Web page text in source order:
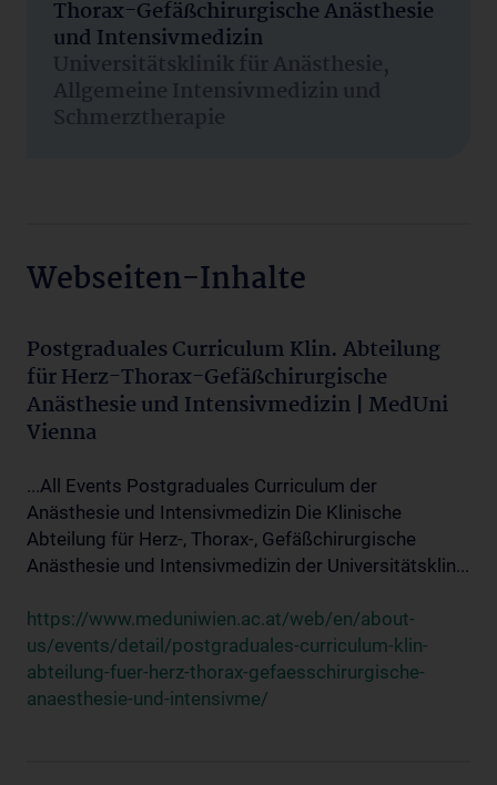
Thorax-Gefäßchirurgische Anästhesie
und Intensivmedizin
Universitätsklinik für Anästhesie,
Allgemeine Intensivmedizin und
Schmerztherapie
Webseiten-Inhalte
Postgraduales Curriculum Klin. Abteilung
für Herz-Thorax-Gefäßchirurgische
Anästhesie und Intensivmedizin | MedUni
Vienna
...All Events Postgraduales Curriculum der
Anästhesie und Intensivmedizin Die Klinische
Abteilung für Herz-, Thorax-, Gefäßchirurgische
Anästhesie und Intensivmedizin der Universitätsklin...
https://www.meduniwien.ac.at/web/en/about-
us/events/detail/postgraduales-curriculum-klin-
abteilung-fuer-herz-thorax-gefaesschirurgische-
anaesthesie-und-intensivme/